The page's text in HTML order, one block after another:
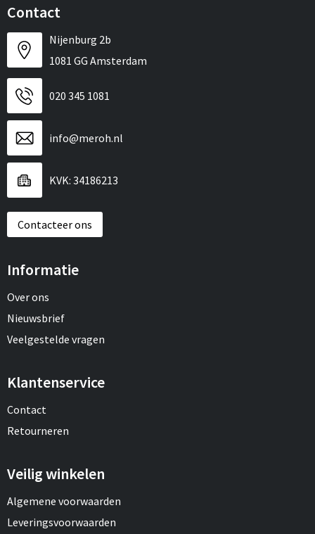
Contact
Nijenburg 2b
1081 GG Amsterdam
020 345 1081
info@meroh.nl
KVK: 34186213
Contacteer ons
Informatie
Over ons
Nieuwsbrief
Veelgestelde vragen
Klantenservice
Contact
Retourneren
Veilig winkelen
Algemene voorwaarden
Leveringsvoorwaarden